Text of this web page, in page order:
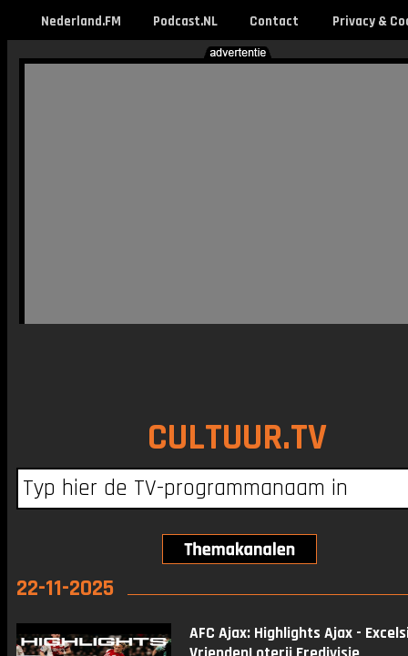
Nederland.FM Podcast.NL Contact Privacy &
CULTUUR.TV
22-11-2025
AFC Ajax: Highlights Ajax -